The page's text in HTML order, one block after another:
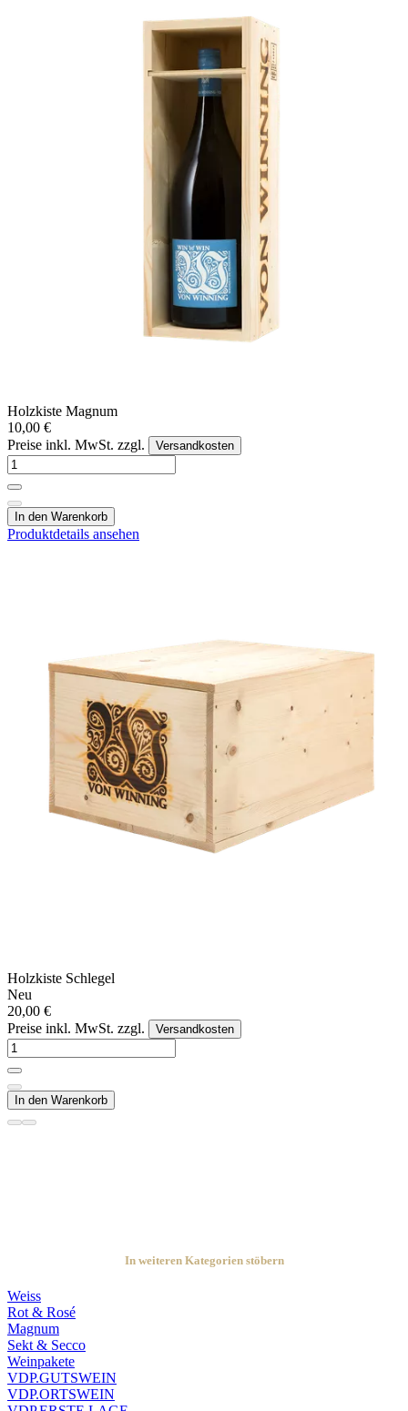
Holzkiste Magnum
10,00 €
Preise inkl. MwSt. zzgl.
Versandkosten
In den Warenkorb
Produktdetails ansehen
Holzkiste Schlegel
Neu
20,00 €
Preise inkl. MwSt. zzgl.
Versandkosten
In den Warenkorb
In weiteren Kategorien stöbern
Weiss
Rot & Rosé
Magnum
Sekt & Secco
Weinpakete
VDP.GUTSWEIN
VDP.ORTSWEIN